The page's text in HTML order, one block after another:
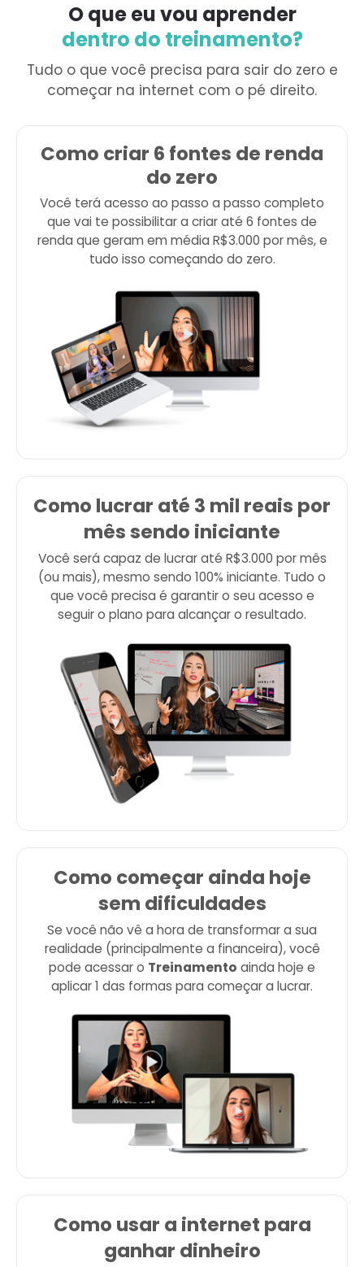
O que eu vou aprender
dentro do treinamento?
Tudo o que você precisa para sair do zero e
começar na internet com o pé direito.
Como criar 6 fontes de renda
do zero
Você terá acesso ao passo a passo completo
que vai te possibilitar a criar até 6 fontes de
renda que geram em média R$3.000 por mês, e
tudo isso começando do zero.
Como lucrar até 3 mil reais por
mês sendo iniciante
Você será capaz de lucrar até R$3.000 por mês
(ou mais), mesmo sendo 100% iniciante. Tudo o
que você precisa é garantir o seu acesso e
seguir o plano para alcançar o resultado.
Como começar ainda hoje
sem dificuldades
Se você não vê a hora de transformar a sua
realidade (principalmente a financeira), você
pode acessar o Treinamento ainda hoje e
aplicar 1 das formas para começar a lucrar.
Como usar a internet para
ganhar dinheiro